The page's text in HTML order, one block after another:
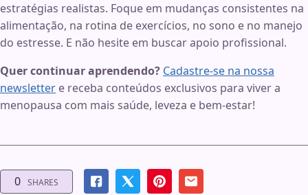
estratégias realistas. Foque em mudanças consistentes na
alimentação, na rotina de exercícios, no sono e no manejo
do estresse. E não hesite em buscar apoio profissional.
Quer continuar aprendendo? Cadastre-se na nossa
newsletter e receba conteúdos exclusivos para viver a
menopausa com mais saúde, leveza e bem-estar!
0 SHARES